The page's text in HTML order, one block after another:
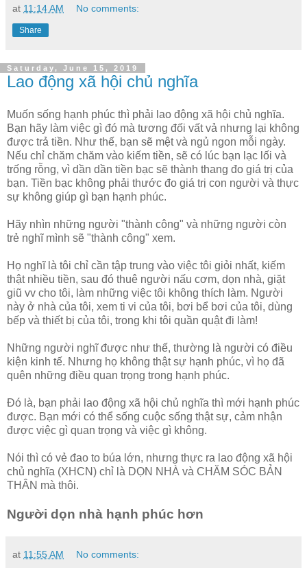
at 11:14 AM No comments:
Share
Saturday, June 15, 2019
Lao động xã hội chủ nghĩa
Muốn sống hạnh phúc thì phải lao động xã hội chủ nghĩa.
Bạn hãy làm việc gì đó mà tương đối vất vả nhưng lại không
được trả tiền. Như thế, bạn sẽ mệt và ngủ ngon mỗi ngày.
Nếu chỉ chăm chăm vào kiếm tiền, sẽ có lúc bạn lạc lối và
trống rỗng, vì dần dần tiền bạc sẽ thành thang đo giá trị của
bạn. Tiền bạc không phải thước đo giá trị con người và thực
sự không giúp gì bạn hạnh phúc.
Hãy nhìn những người "thành công" và những người còn
trẻ nghĩ mình sẽ "thành công" xem.
Họ nghĩ là tôi chỉ cần tập trung vào việc tôi giỏi nhất, kiếm
thật nhiều tiền, sau đó thuê người nấu cơm, dọn nhà, giặt
giũ vv cho tôi, làm những việc tôi không thích làm. Người
này ở nhà của tôi, xem ti vi của tôi, bơi bể bơi của tôi, dùng
bếp và thiết bị của tôi, trong khi tôi quần quật đi làm!
Những người nghĩ được như thế, thường là người có điều
kiện kinh tế. Nhưng họ không thật sự hạnh phúc, vì họ đã
quên những điều quan trọng trong hạnh phúc.
Đó là, bạn phải lao động xã hội chủ nghĩa thì mới hạnh phúc
được. Bạn mới có thể sống cuộc sống thật sự, cảm nhận
được việc gì quan trọng và việc gì không.
Nói thì có vẻ đao to búa lớn, nhưng thực ra lao động xã hội
chủ nghĩa (XHCN) chỉ là DỌN NHÀ và CHĂM SÓC BẢN
THÂN mà thôi.
Người dọn nhà hạnh phúc hơn
at 11:55 AM No comments: